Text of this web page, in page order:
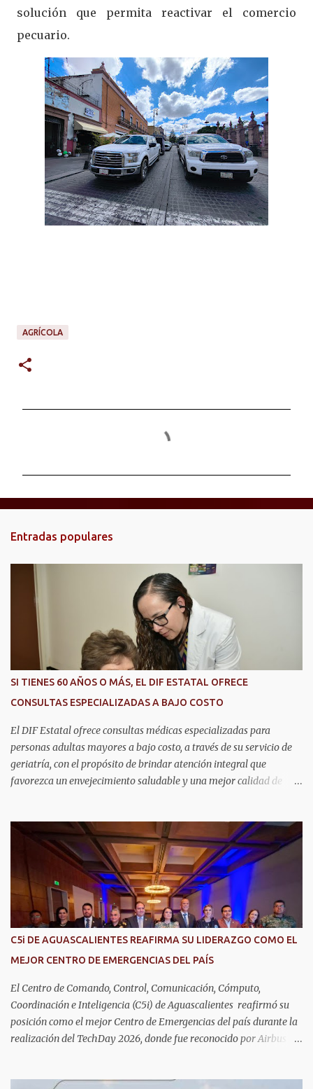
solución que permita reactivar el comercio
pecuario.
AGRÍCOLA
n
t
Entradas populares
SI TIENES 60 AÑOS O MÁS, EL DIF ESTATAL OFRECE
CONSULTAS ESPECIALIZADAS A BAJO COSTO
El DIF Estatal ofrece consultas médicas especializadas para
personas adultas mayores a bajo costo, a través de su servicio de
geriatría, con el propósito de brindar atención integral que
favorezca un envejecimiento saludable y una mejor calidad de
fundamentalmente en la prevención, el diagnóstico y tratamiento
de las enfermedades más comunes en las personas mayores de 60
años, como diabetes, hipertensión, deterioro cognitivo y
alzhéimer, entre otros padecimientos. "Nuestros adultos mayores
son el corazón de muchas familias y merecen todo nuestro respeto,
cuidado y reconocimiento; por eso, en el DIF Estatal impulsamos
servicios que les ayuden a cuidar su salud y a vivir esta etapa con
presidenta del DIF Estatal. Para acceder al servicio, las y los
interesados deben acudir a la Dirección de Servi...
C5i DE AGUASCALIENTES REAFIRMA SU LIDERAZGO COMO EL
MEJOR CENTRO DE EMERGENCIAS DEL PAÍS
El Centro de Comando, Control, Comunicación, Cómputo,
Coordinación e Inteligencia (C5i) de Aguascalientes reafirmó su
posición como el mejor Centro de Emergencias del país durante la
realización del TechDay 2026, donde fue reconocido por Airbus